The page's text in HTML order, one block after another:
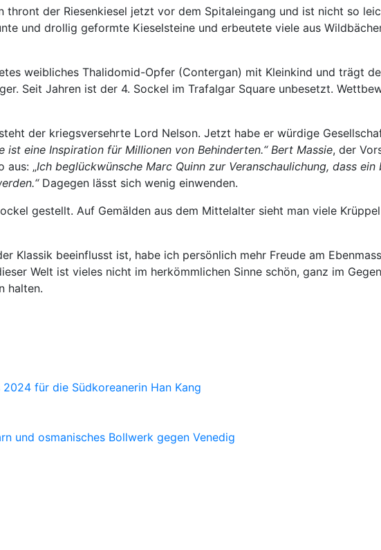
thront der Riesenkiesel jetzt vor dem Spitaleingang und ist nicht so
und drollig geformte Kieselsteine und erbeutete viele aus
weibliches Thalidomid-Opfer (Contergan) mit Kleinkind und trägt
Seit Jahren ist der 4. Sockel im Trafalgar Square unbesetzt.
der kriegsversehrte Lord Nelson. Jetzt habe er würdige
ist eine Inspiration für Millionen von Behinderten.“ Bert Massie, der
aus: „Ich beglückwünsche Marc Quinn zur Veranschaulichung, dass
Dagegen lässt sich wenig einwenden.
gestellt. Auf Gemälden aus dem Mittelalter sieht man viele
Klassik beeinflusst ist, habe ich persönlich mehr Freude am
Welt ist vieles nicht im herkömmlichen Sinne schön, ganz im
halten.
für die Südkoreanerin Han Kang
und osmanisches Bollwerk gegen Venedig